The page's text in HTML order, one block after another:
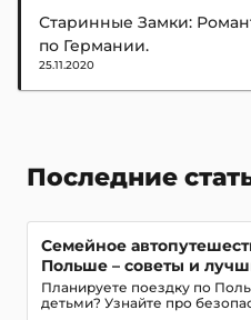
Старинные Замки:
по Германии.
25.11.2020
Последние
Семейное
Польше – советы и
маршруты с детьми
Планируете поездку по
детьми? Узнайте про